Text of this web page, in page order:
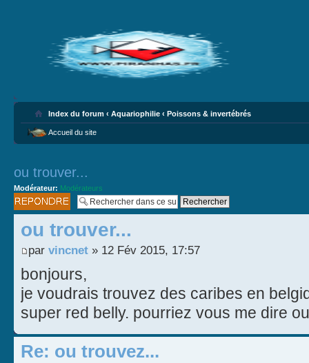
Index du forum ‹ Aquariophilie ‹ Poissons & invertébrés
Accueil du site
ou trouver...
Modérateur: Modérateurs
Publier une
réponse
ou trouver...
par vincnet » 12 Fév 2015, 17:57
bonjours,
je voudrais trouvez des caribes en
super red belly. pourriez vous me dire
Re: ou trouvez...